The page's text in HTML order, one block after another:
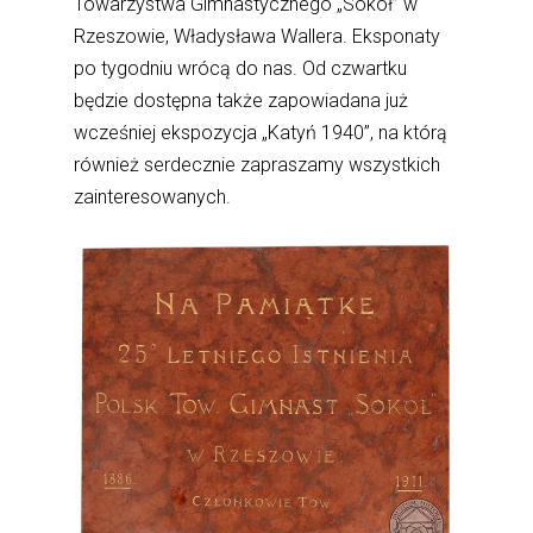
Rzeszowie, Władysława Wallera. Eksponaty
po tygodniu wrócą do nas. Od czwartku
będzie dostępna także zapowiadana już
wcześniej ekspozycja „Katyń 1940”, na którą
również serdecznie zapraszamy wszystkich
zainteresowanych.